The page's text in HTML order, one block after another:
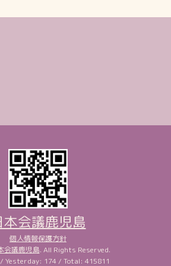
本会議鹿児島
個人情報保護方針
会議鹿児島. All Rights Reserved.
/ Yesterday: 174/ Total: 415811